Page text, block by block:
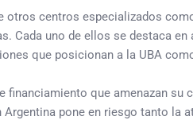
centros especializados
Cada uno de ellos se destaca
que posicionan a la UBA
que amenazan
pone en riesgo tanto